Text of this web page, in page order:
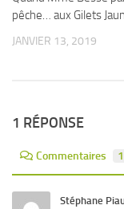
pêche… aux Gilets
JANVIER 13, 2019
1 RÉPONSE
Commentaires 1
Stéphane